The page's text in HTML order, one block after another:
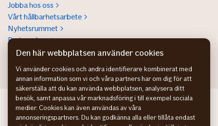
Jobba hos oss
Vårt hållbarhetsarbete
Nyhetsrummet
Partnerskap
Help a lot award
If Skadeforsikring NO
If Skadeforsikring DK
Den här webbplatsen använder cookies
Vi använder cookies och andra identifierare kombinerat med
annan information som vi och våra partners har om dig för att
säkerställa att du kan använda webbplatsen, analysera ditt
besök, samt anpassa vår marknadsföring i till exempel sociala
medier. Cookies kan även användas av våra
annonseringspartners. Du kan godkänna alla eller tillåta endast